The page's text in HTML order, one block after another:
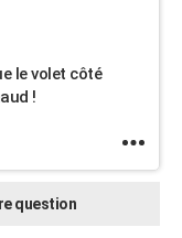
le volet côté
!
question